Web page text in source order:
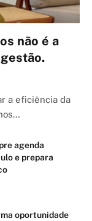
não é a
a eficiência da
agenda
e prepara
oportunidade